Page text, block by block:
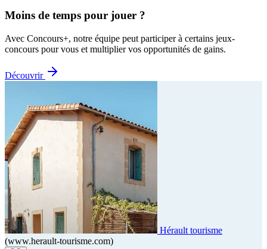
Moins de temps pour jouer ?
Avec Concours+, notre équipe peut participer à certains jeux-
concours pour vous et multiplier vos opportunités de gains.
Découvrir
Hérault tourisme
(www.herault-tourisme.com)